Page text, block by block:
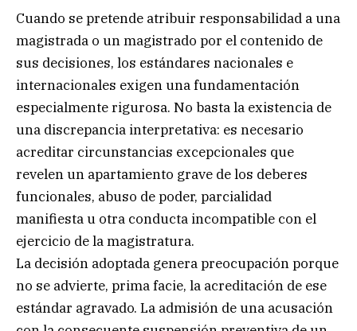
Cuando se pretende atribuir responsabilidad a una
magistrada o un magistrado por el contenido de
sus decisiones, los estándares nacionales e
internacionales exigen una fundamentación
especialmente rigurosa. No basta la existencia de
una discrepancia interpretativa: es necesario
acreditar circunstancias excepcionales que
revelen un apartamiento grave de los deberes
funcionales, abuso de poder, parcialidad
manifiesta u otra conducta incompatible con el
ejercicio de la magistratura.
La decisión adoptada genera preocupación porque
no se advierte, prima facie, la acreditación de ese
estándar agravado. La admisión de una acusación